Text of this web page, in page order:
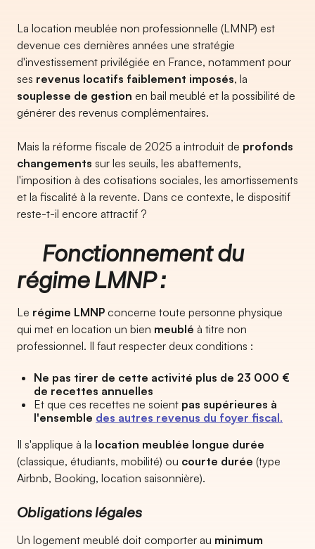
La location meublée non professionnelle (LMNP) est
devenue ces dernières années une stratégie
d'investissement privilégiée en France, notamment pour
ses revenus locatifs faiblement imposés, la
souplesse de gestion en bail meublé et la possibilité de
générer des revenus complémentaires.
Mais la réforme fiscale de 2025 a introduit de profonds
changements sur les seuils, les abattements,
l'imposition à des cotisations sociales, les amortissements
et la fiscalité à la revente. Dans ce contexte, le dispositif
reste-t-il encore attractif ?
Fonctionnement du
régime LMNP :
Le régime LMNP concerne toute personne physique
qui met en location un bien meublé à titre non
professionnel. Il faut respecter deux conditions :
Ne pas tirer de cette activité plus de 23 000 €
de recettes annuelles
Et que ces recettes ne soient pas supérieures à
l'ensemble des autres revenus du foyer fiscal.
Il s'applique à la location meublée longue durée
(classique, étudiants, mobilité) ou courte durée (type
Airbnb, Booking, location saisonnière).
Obligations légales
Un logement meublé doit comporter au minimum